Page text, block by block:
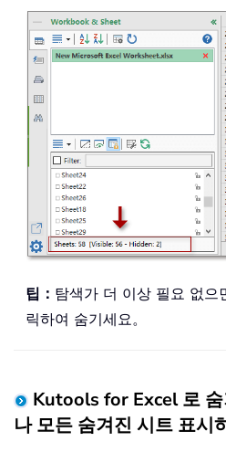
팁： 탐색가 더 이상 필요 없으
릭하여 숨기세요。
Kutools for Excel 로
나 모든 숨겨진 시트 표시